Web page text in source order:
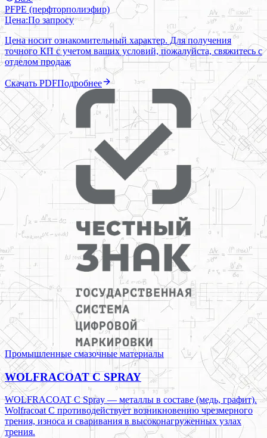
PFPE (перфторполиэфир)
Цена:По запросу
Цена носит ознакомительный характер. Для получения
точного КП с учетом ваших условий, пожалуйста, свяжитесь с
отделом продаж
Скачать PDFПодробнее
Промышленные смазочные материалы
WOLFRACOAT C SPRAY
WOLFRACOAT C Spray — металлы в составе (медь, графит).
Wolfracoat C противодействует возникновению чрезмерного
трения, износа и сваривания в высоконагруженных узлах
трения.